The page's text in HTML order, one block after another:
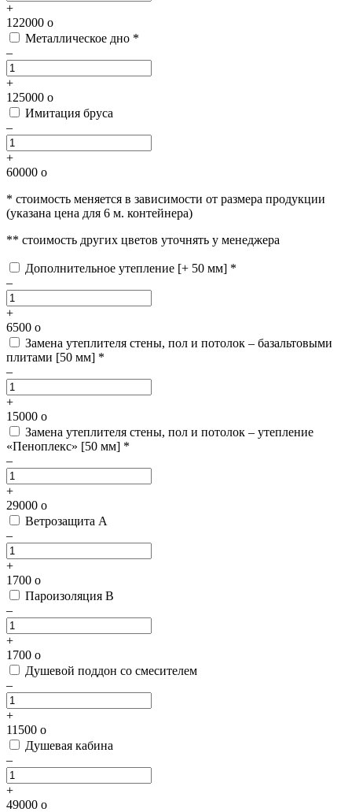
+
122000 o
Металлическое дно *
–
+
125000 o
Имитация бруса
–
+
60000 o
* стоимость меняется в зависимости от размера продукции
(указана цена для 6 м. контейнера)
** стоимость других цветов уточнять у менеджера
Дополнительное утепление [+ 50 мм] *
–
+
6500 o
Замена утеплителя стены, пол и потолок – базальтовыми
плитами [50 мм] *
–
+
15000 o
Замена утеплителя стены, пол и потолок – утепление
«Пеноплекс» [50 мм] *
–
+
29000 o
Ветрозащита А
–
+
1700 o
Пароизоляция В
–
+
1700 o
Душевой поддон со смесителем
–
+
11500 o
Душевая кабина
–
+
49000 o